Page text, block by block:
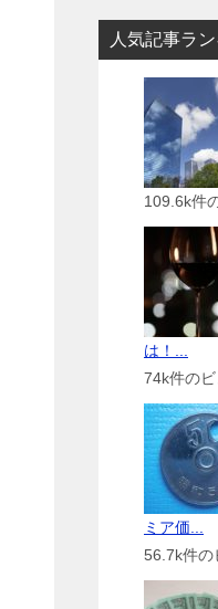
人気記事ラ
109.6k件
は！...
74k件の
ミア価...
56.7k件の